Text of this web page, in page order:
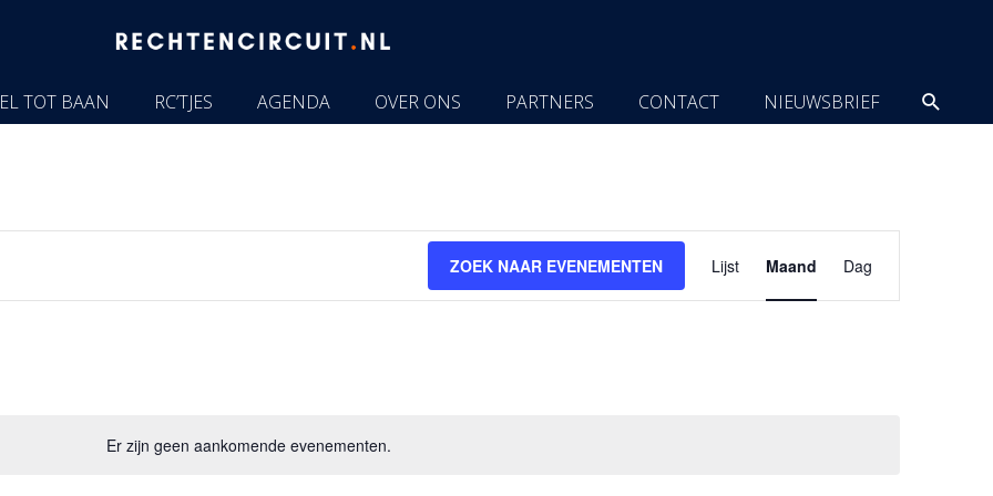
TOT BAAN RC’TJES AGENDA OVER ONS PARTNERS CONTACT NIEUWSBRIEF
Er zijn geen aankomende evenementen.
ZOEK NAAR EVENEMENTEN
weergaven
Lijst Maand Dag